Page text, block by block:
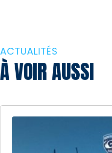
ACTUALITÉS
À VOIR AUSSI